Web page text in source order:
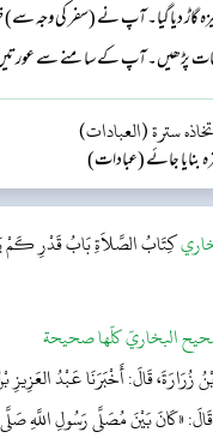
دیا گیا۔ آپ نے (سفر کی وجہ سے)
پڑھیں۔ آپ کے سامنے سے
سترة (العبادات)
بنایا جائے (عبادات)
كِتَابُ الصَّلاَةِبَابُ قَدْرِ كَمْ
البخاريّ كلّها صحيحة
قَالَ: أَخْبَرَنَا عَبْدُ العَزِيزِ
«كَانَ بَيْنَ مُصَلَّى رَسُولِ اللَّهِ صَلَّى